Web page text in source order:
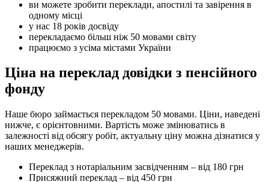
ви можете зробити переклади, апостилі та завірення в
одному місці
у нас 18 років досвіду
перекладаємо більш ніж 50 мовами світу
працюємо з усіма містами України
Ціна на переклад довідки з пенсійного
фонду
Наше бюро займається перекладом 50 мовами. Ціни, наведені
нижче, є орієнтовними. Вартість може змінюватись в
залежності від обсягу робіт, актуальну ціну можна дізнатися у
наших менеджерів.
Переклад з нотаріальним засвідченням – від 180 грн
Присяжний переклад – від 450 грн